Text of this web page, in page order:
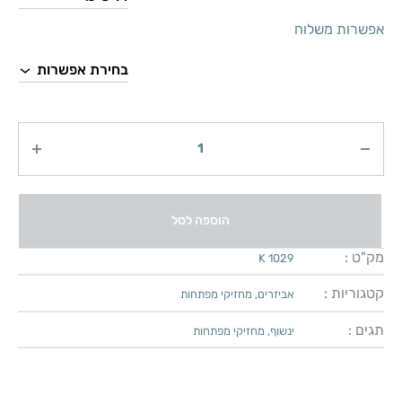
אפשרות משלוח
הוספה לסל
מק"ט : K 1029
קטגוריות : אביזרים, מחזיקי מפתחות
תגים : ינשוף, מחזיקי מפתחות